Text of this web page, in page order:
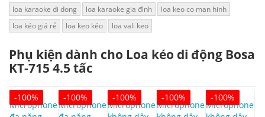
loa karaoke di dong
loa karaoke gia đình
loa keo co man hinh
loa kéo giá rẻ
loa kẹo kéo loa vali keo
Phụ kiện dành cho Loa kéo di động Bosa
KT-715 4.5 tấc
-100% -100% -100% -100% -100%